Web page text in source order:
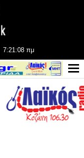
7:21:09 πμ